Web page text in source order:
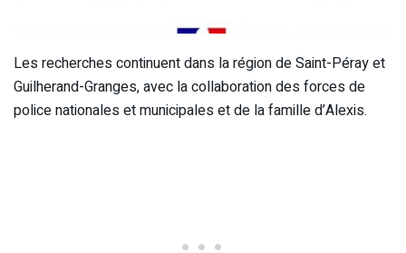
Les recherches continuent dans la région de Saint-Péray et
Guilherand-Granges, avec la collaboration des forces de
police nationales et municipales et de la famille d’Alexis.